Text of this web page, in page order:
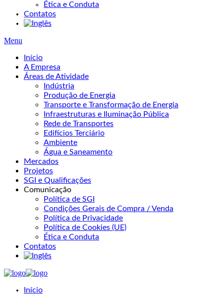
Ética e Conduta
Contatos
Menu
Início
A Empresa
Áreas de Atividade
Indústria
Produção de Energia
Transporte e Transformação de Energia
Infraestruturas e Iluminação Pública
Rede de Transportes
Edifícios Terciário
Ambiente
Água e Saneamento
Mercados
Projetos
SGI e Qualificações
Comunicação
Política de SGI
Condições Gerais de Compra / Venda
Política de Privacidade
Política de Cookies (UE)
Ética e Conduta
Contatos
Início